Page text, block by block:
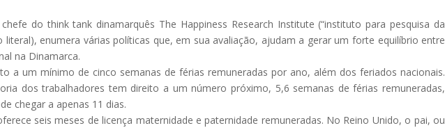
do think tank dinamarquês The Happiness Research Institute (“instituto para pesquisa da
literal), enumera várias políticas que, em sua avaliação, ajudam a gerar um forte equilíbrio entre
na Dinamarca.
a um mínimo de cinco semanas de férias remuneradas por ano, além dos feriados nacionais.
dos trabalhadores tem direito a um número próximo, 5,6 semanas de férias remuneradas,
chegar a apenas 11 dias.
seis meses de licença maternidade e paternidade remuneradas. No Reino Unido, o pai, ou